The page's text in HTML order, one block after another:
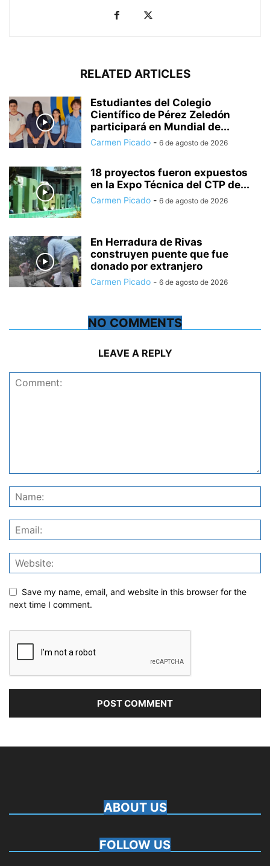
RELATED ARTICLES
Estudiantes del Colegio
Científico de Pérez Zeledón
participará en Mundial de...
Carmen Picado - 6 de agosto de 2026
18 proyectos fueron expuestos
en la Expo Técnica del CTP de...
Carmen Picado - 6 de agosto de 2026
En Herradura de Rivas
construyen puente que fue
donado por extranjero
Carmen Picado - 6 de agosto de 2026
NO COMMENTS
LEAVE A REPLY
Save my name, email, and website in this browser for the
next time I comment.
ABOUT US
FOLLOW US